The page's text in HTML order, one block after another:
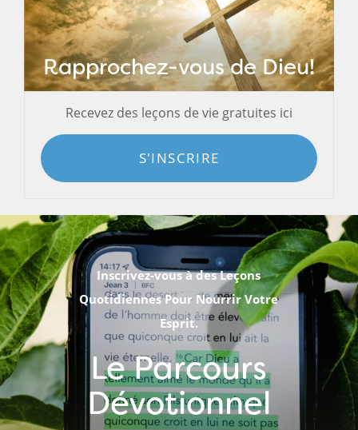
Rapprochez-vous de Dieu!
Recevez des leçons de vie gratuites ici
S'INSCRIRE
Inscrivez-vous à des Leçons
Quotidiennes Pour Nourrir Votre
Esprit.
Le Parcours
Dévotionnel